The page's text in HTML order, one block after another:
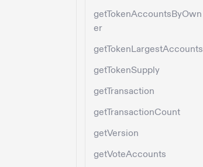
getTokenAccountsByOwn
er
getTokenLargestAccounts
getTokenSupply
getTransaction
getTransactionCount
getVersion
getVoteAccounts